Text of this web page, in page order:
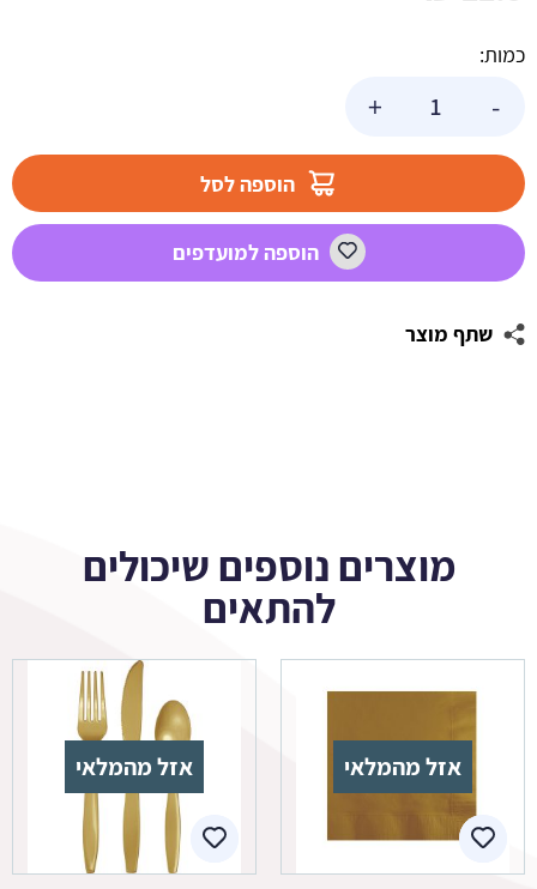
כמות:
-
+
הוספה לסל
הוספה למועדפים
שתף מוצר
מוצרים נוספים שיכולים
להתאים
אזל מהמלאי אזל מהמלאי